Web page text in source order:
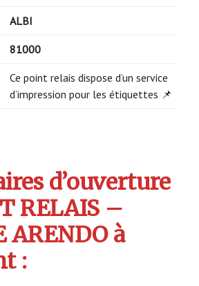
ALBI
81000
Ce point relais dispose d’un service
d’impression pour les étiquettes 📌
d’ouverture
RELAIS –
ARENDO à
: